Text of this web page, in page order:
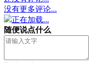
没有更多评论...
正在加载...
随便说点什么